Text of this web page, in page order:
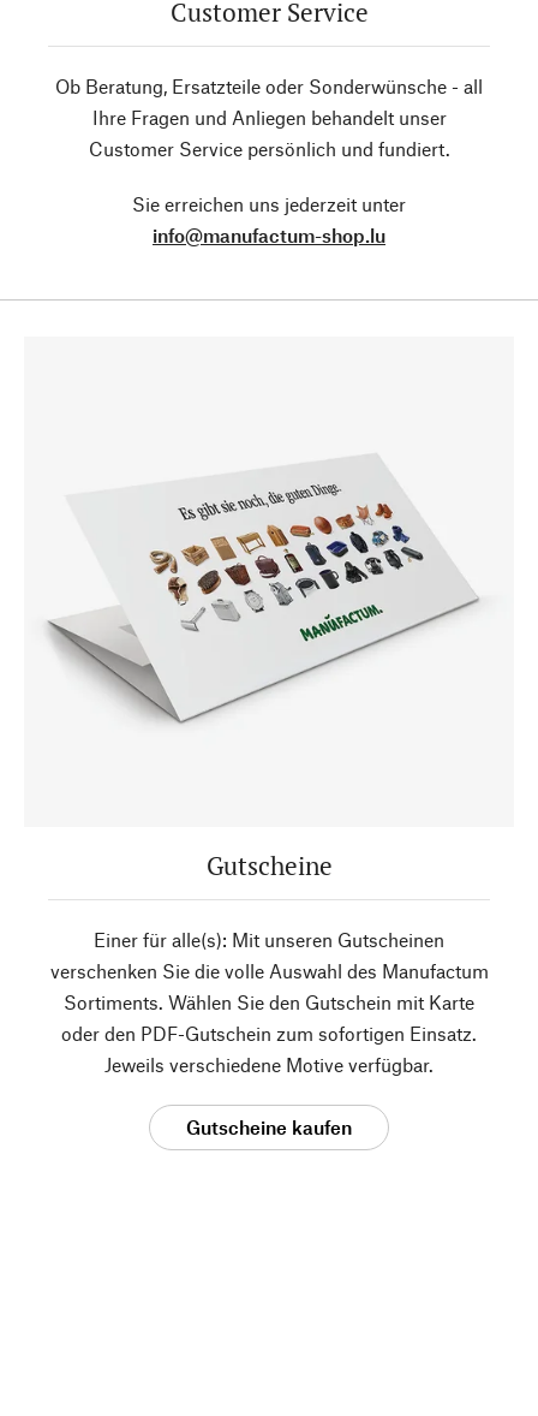
Customer Service
Ob Beratung, Ersatzteile oder Sonderwünsche - all
Ihre Fragen und Anliegen behandelt unser
Customer Service persönlich und fundiert.
Sie erreichen uns jederzeit unter
info@manufactum-shop.lu
Gutscheine
Einer für alle(s): Mit unseren Gutscheinen
verschenken Sie die volle Auswahl des Manufactum
Sortiments. Wählen Sie den Gutschein mit Karte
oder den PDF-Gutschein zum sofortigen Einsatz.
Jeweils verschiedene Motive verfügbar.
Gutscheine kaufen